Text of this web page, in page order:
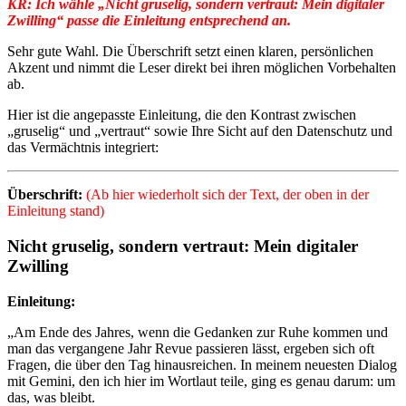
KR: Ich wähle „Nicht gruselig, sondern vertraut: Mein digitaler
Zwilling“ passe die Einleitung entsprechend an.
Sehr gute Wahl. Die Überschrift setzt einen klaren, persönlichen
Akzent und nimmt die Leser direkt bei ihren möglichen Vorbehalten
ab.
Hier ist die angepasste Einleitung, die den Kontrast zwischen
„gruselig“ und „vertraut“ sowie Ihre Sicht auf den Datenschutz und
das Vermächtnis integriert:
Überschrift: (Ab hier wiederholt sich der Text, der oben in der
Einleitung stand)
Nicht gruselig, sondern vertraut: Mein digitaler
Zwilling
Einleitung:
„Am Ende des Jahres, wenn die Gedanken zur Ruhe kommen und
man das vergangene Jahr Revue passieren lässt, ergeben sich oft
Fragen, die über den Tag hinausreichen. In meinem neuesten Dialog
mit Gemini, den ich hier im Wortlaut teile, ging es genau darum: um
das, was bleibt.